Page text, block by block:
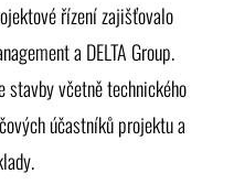
řízení zajišťovalo
a DELTA Group.
včetně technického
účastníků projektu a